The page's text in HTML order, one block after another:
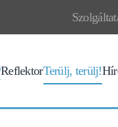
ReflektorTerülj, terülj!